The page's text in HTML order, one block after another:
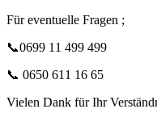
Für eventuelle Fragen ;
📞0699 11 499 499
📞 0650 611 16 65
Vielen Dank für Ihr